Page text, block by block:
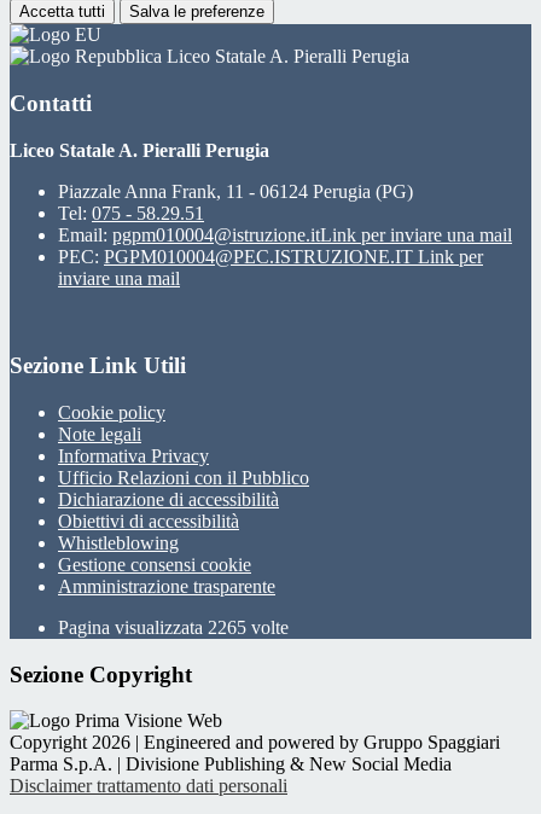
Accetta tutti Salva le preferenze
Liceo Statale A. Pieralli Perugia
Contatti
Liceo Statale A. Pieralli Perugia
Piazzale Anna Frank, 11 - 06124 Perugia (PG)
Tel: 075 - 58.29.51
Email: pgpm010004@istruzione.itLink per inviare una mail
PEC: PGPM010004@PEC.ISTRUZIONE.IT Link per
inviare una mail
Sezione Link Utili
Cookie policy
Note legali
Informativa Privacy
Ufficio Relazioni con il Pubblico
Dichiarazione di accessibilità
Obiettivi di accessibilità
Whistleblowing
Gestione consensi cookie
Amministrazione trasparente
Pagina visualizzata 2265 volte
Sezione Copyright
Copyright 2026 | Engineered and powered by Gruppo Spaggiari
Parma S.p.A. | Divisione Publishing & New Social Media
Disclaimer trattamento dati personali